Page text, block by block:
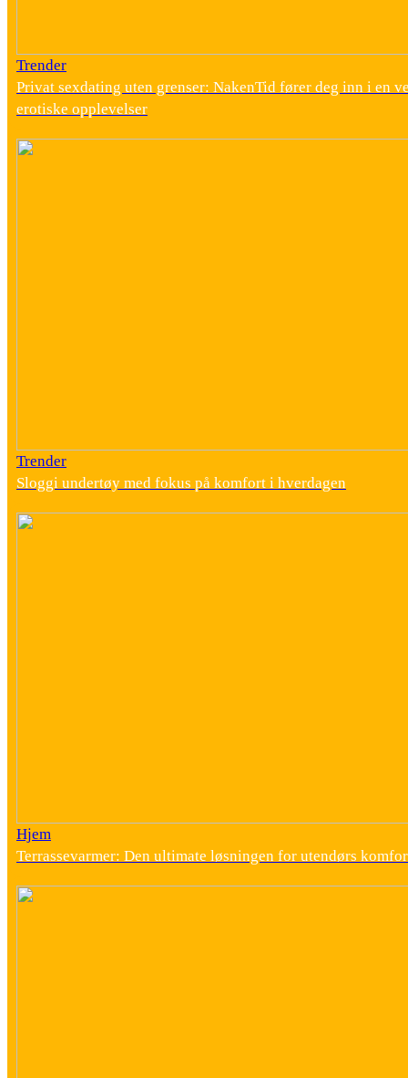
Trender
Privat sexdating uten grenser: NakenTid fører deg inn i en
erotiske opplevelser
Trender
Sloggi undertøy med fokus på komfort i hverdagen
Hjem
Terrassevarmer: Den ultimate løsningen for utendørs